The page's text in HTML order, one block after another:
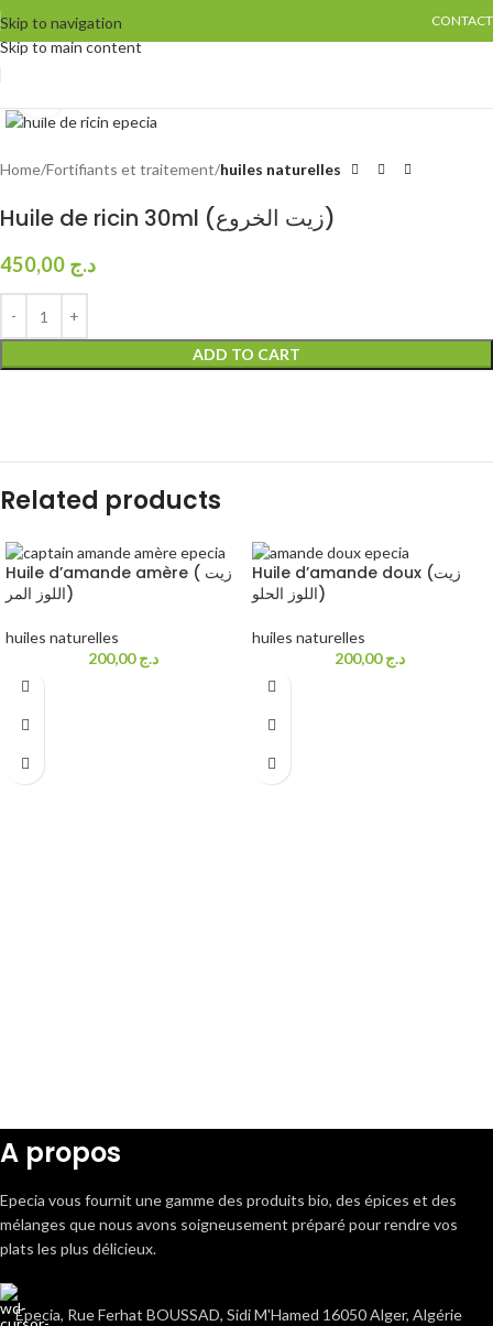
Skip to navigation
Skip to main content
CONTACT
Home Fortifiants et traitement huiles naturelles
Huile de ricin 30ml (زيت الخروع)
د.ج
ADD TO CART
Related products
Huile d’amande amère ( زيت
اللوز المر)
huiles naturelles
د.ج200,00
Huile d’amande doux (زيت
اللوز الحلو)
huiles naturelles
د.ج200,00
A propos
Epecia vous fournit une gamme des produits bio, des épices et des
mélanges que nous avons soigneusement préparé pour rendre vos
plats les plus délicieux.
Epecia, Rue Ferhat BOUSSAD, Sidi M'Hamed 16050 Alger, Algérie